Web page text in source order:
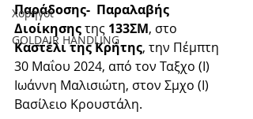
Χορηγοί
GOLDAIR HANDLING
Παράδοσης-  Παραλαβής
Διοίκησης της 133ΣΜ, στο
Καστέλι της Κρήτης, την Πέμπτη
30 Μαΐου 2024, από τον Ταξχο (Ι)
Ιωάννη Μαλισιώτη, στον Σμχο (Ι)
Βασίλειο Κρουστάλη.